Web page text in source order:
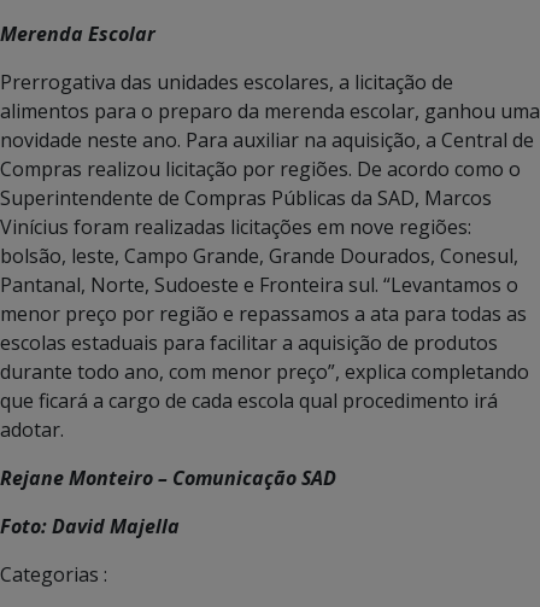
Merenda Escolar
Prerrogativa das unidades escolares, a licitação de
alimentos para o preparo da merenda escolar, ganhou uma
novidade neste ano. Para auxiliar na aquisição, a Central de
Compras realizou licitação por regiões. De acordo como o
Superintendente de Compras Públicas da SAD, Marcos
Vinícius foram realizadas licitações em nove regiões:
bolsão, leste, Campo Grande, Grande Dourados, Conesul,
Pantanal, Norte, Sudoeste e Fronteira sul. “Levantamos o
menor preço por região e repassamos a ata para todas as
escolas estaduais para facilitar a aquisição de produtos
durante todo ano, com menor preço”, explica completando
que ficará a cargo de cada escola qual procedimento irá
adotar.
Rejane Monteiro – Comunicação SAD
Foto: David Majella
Categorias :